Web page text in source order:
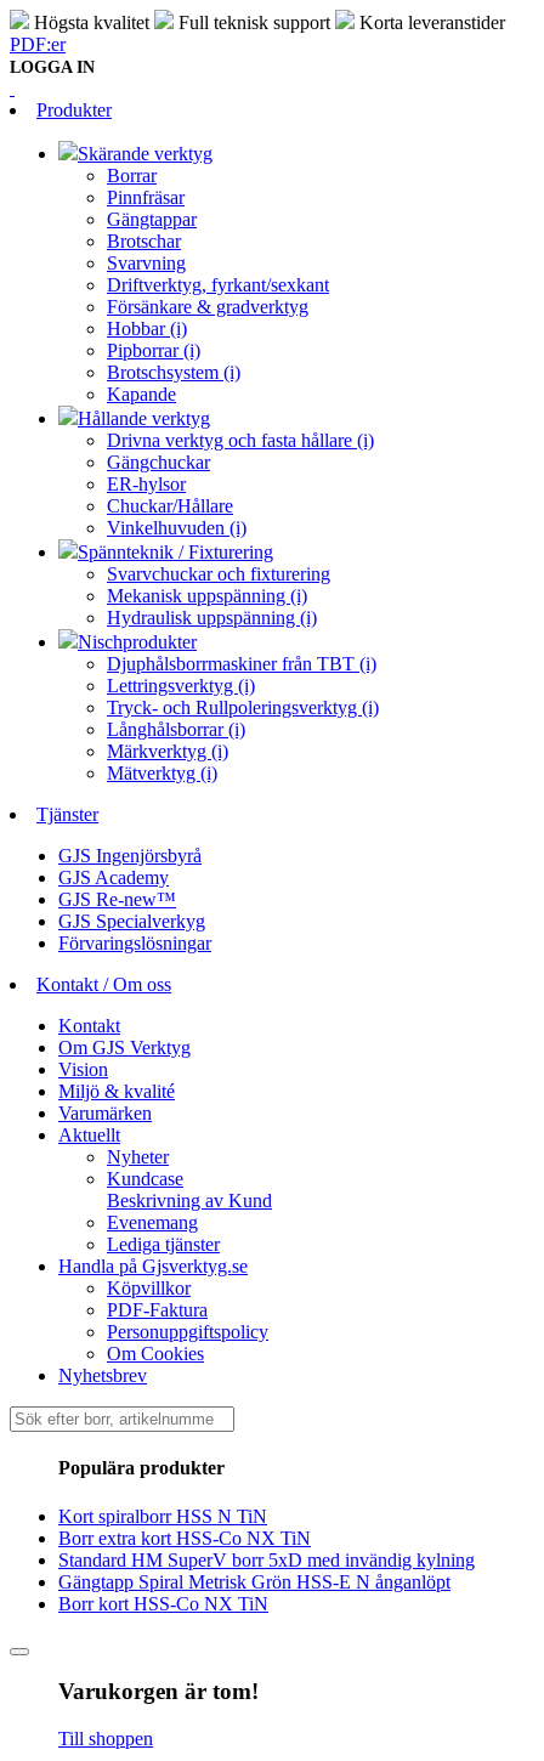
Högsta kvalitet Full teknisk support
Korta leveranstider
PDF:er
LOGGA IN
Produkter
Skärande verktyg
Borrar
Pinnfräsar
Gängtappar
Brotschar
Svarvning
Driftverktyg, fyrkant/sexkant
Försänkare & gradverktyg
Hobbar (i)
Pipborrar (i)
Brotschsystem (i)
Kapande
Hållande verktyg
Drivna verktyg och fasta hållare (i)
Gängchuckar
ER-hylsor
Chuckar/Hållare
Vinkelhuvuden (i)
Spännteknik / Fixturering
Svarvchuckar och fixturering
Mekanisk uppspänning (i)
Hydraulisk uppspänning (i)
Nischprodukter
Djuphålsborrmaskiner från TBT (i)
Lettringsverktyg (i)
Tryck- och Rullpoleringsverktyg (i)
Långhålsborrar (i)
Märkverktyg (i)
Mätverktyg (i)
Tjänster
GJS Ingenjörsbyrå
GJS Academy
GJS Re-new™
GJS Specialverkyg
Förvaringslösningar
Kontakt / Om oss
Kontakt
Om GJS Verktyg
Vision
Miljö & kvalité
Varumärken
Aktuellt
Nyheter
Kundcase
Beskrivning av Kund
Evenemang
Lediga tjänster
Handla på Gjsverktyg.se
Köpvillkor
PDF-Faktura
Personuppgiftspolicy
Om Cookies
Nyhetsbrev
Sök
efter:
Populära produkter
Kort spiralborr HSS N TiN
Borr extra kort HSS-Co NX TiN
Standard HM SuperV borr 5xD med invändig kylning
Gängtapp Spiral Metrisk Grön HSS-E N ånganlöpt
Borr kort HSS-Co NX TiN
Varukorgen är tom!
Till shoppen